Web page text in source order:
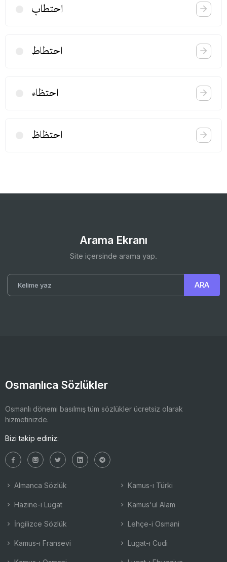
احتطاب
احتطاط
احتظاء
احتظاظ
Arama Ekranı
Site içersinde arama yap.
Osmanlıca Sözlükler
Osmanlı dönemi basılmış tüm sözlükler ücretsiz olarak
hizmetinizde.
Bizi takip ediniz:
Almanca Sözlük
Hazine-i Lugat
İngilizce Sözlük
Kamus-ı Fransevi
Kamus-ı Türki
Kamus'ul Alam
Lehçe-i Osmani
Lugat-ı Cudi